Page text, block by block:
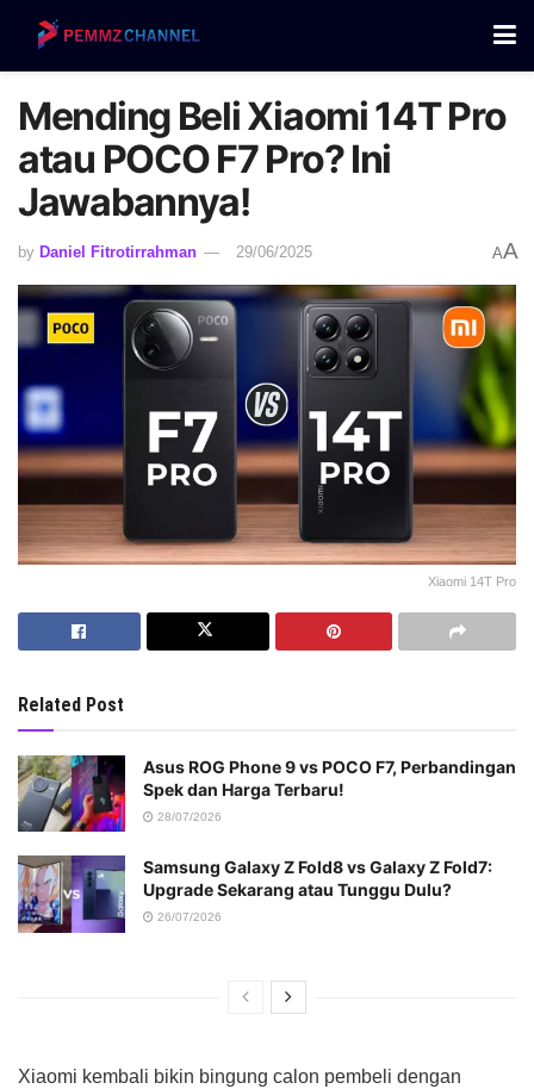
Mending Beli Xiaomi 14T Pro
atau POCO F7 Pro? Ini
Jawabannya!
by Daniel Fitrotirrahman 29/06/2025 AA
Xiaomi 14T Pro
Related Post
Asus ROG Phone 9 vs POCO F7, Perbandingan
Spek dan Harga Terbaru!
28/07/2026
Samsung Galaxy Z Fold8 vs Galaxy Z Fold7:
Upgrade Sekarang atau Tunggu Dulu?
26/07/2026
Xiaomi kembali bikin bingung calon pembeli dengan